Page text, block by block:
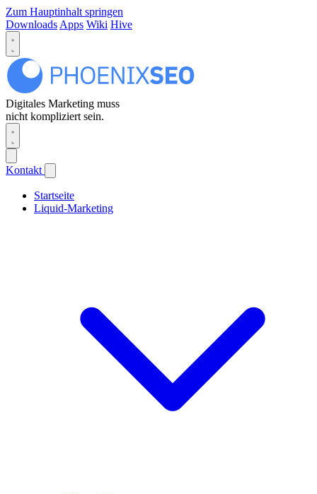
Zum Hauptinhalt springen
Downloads Apps Wiki Hive
Digitales Marketing muss
nicht kompliziert sein.
Kontakt
Startseite
Liquid-Marketing